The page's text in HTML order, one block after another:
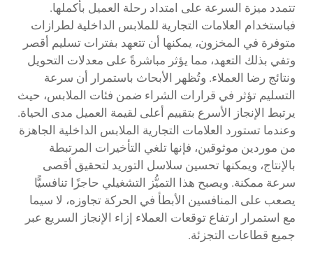
تتمدد ميزة السرعة على امتداد رحلة العميل بأكملها.
فباستخدام العلامات التجارية للملابس الداخلية لطرازات
متوفرة في المخزون، يمكنها أن تتعهد بفترات تسليم أقصر
وتفي بذلك التعهد، مما يؤثر مباشرةً على معدلات التحويل
ونتائج رضا العملاء. وتُظهر الأبحاث باستمرار أن سرعة
التسليم تؤثر في قرارات الشراء ضمن فئات الملابس، حيث
يرتبط الإنجاز الأسرع بتقييم أعلى لقيمة العميل مدى الحياة.
وعندما تستورد العلامات التجارية الملابس الداخلية الجاهزة
من موردين موثوقين، فإنها تلغي التأخيرات المرتبطة
بالإنتاج، ويمكنها تحسين سلاسل التوريد لتحقيق أقصى
سرعة ممكنة. ويصبح هذا التميُّز التشغيلي حاجزًا تنافسيًّا
يصعب على المنافسين الأبطأ في الحركة تجاوزه، لا سيما
مع استمرار ارتفاع توقعات العملاء إزاء الإنجاز السريع عبر
جميع قطاعات التجزئة.